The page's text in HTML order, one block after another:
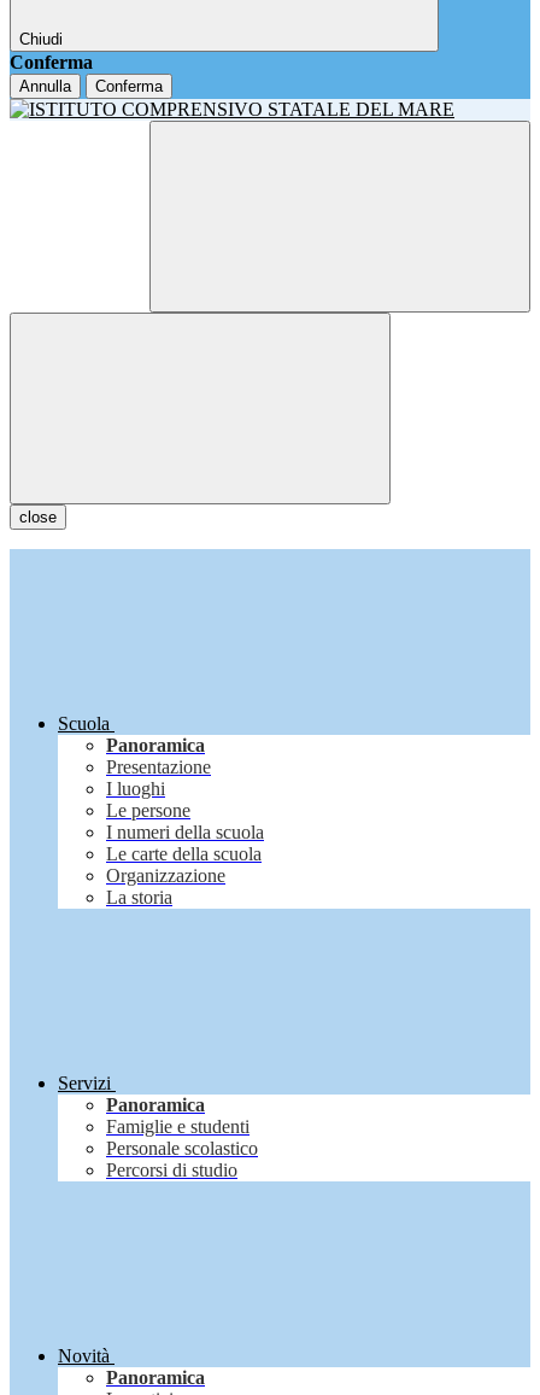
Chiudi
Conferma
Annulla Conferma
close
Scuola
Panoramica
Presentazione
I luoghi
Le persone
I numeri della scuola
Le carte della scuola
Organizzazione
La storia
Servizi
Panoramica
Famiglie e studenti
Personale scolastico
Percorsi di studio
Novità
Panoramica